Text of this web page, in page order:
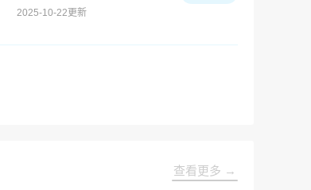
2025-10-22更新
查看更多 →